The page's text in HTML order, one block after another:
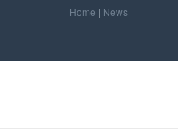
Home | News